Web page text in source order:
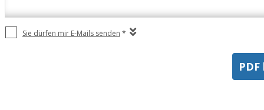
Sie dürfen mir E-Mails senden *